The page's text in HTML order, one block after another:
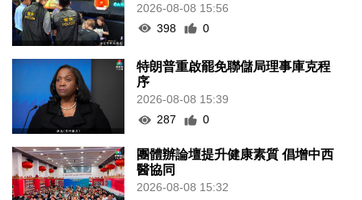
2026-08-08 15:56
398
0
特朗普重啟罷免聯儲局理事庫克程
序
2026-08-08 15:39
287
0
團體辦論壇提升健康素質 倡增中西
醫協同
2026-08-08 15:32